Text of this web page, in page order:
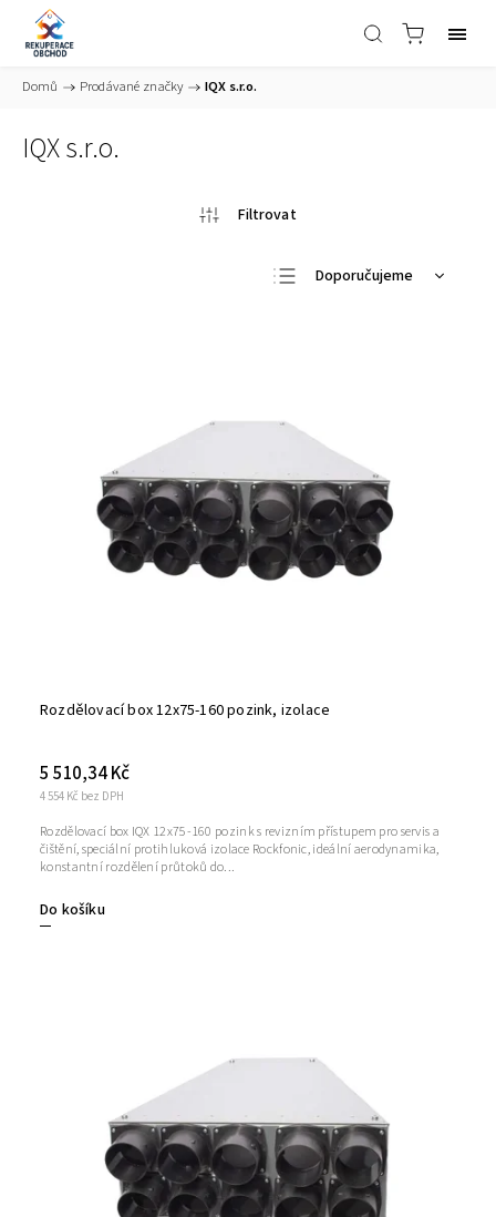
Domů / Prodávané značky / IQX s.r.o.
IQX s.r.o.
Doporučujeme
Rozdělovací box 12x75-160 pozink, izolace
4 554 Kč bez DPH
5 510,34 Kč
Do košíku
Rozdělovací box IQX 12x75-160 pozink s revizním přístupem pro servis a
čištění, speciální protihluková izolace Rockfonic, ideální aerodynamika,
konstantní rozdělení průtoků do...